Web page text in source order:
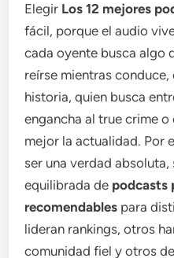
Elegir Los 12 mejores
fácil, porque el audio
cada oyente busca algo
reírse mientras
historia, quien busca
engancha al true crime
mejor la actualidad. Por
ser una verdad
equilibrada de podcasts
recomendables para
lideran rankings, otros
comunidad fiel y otros